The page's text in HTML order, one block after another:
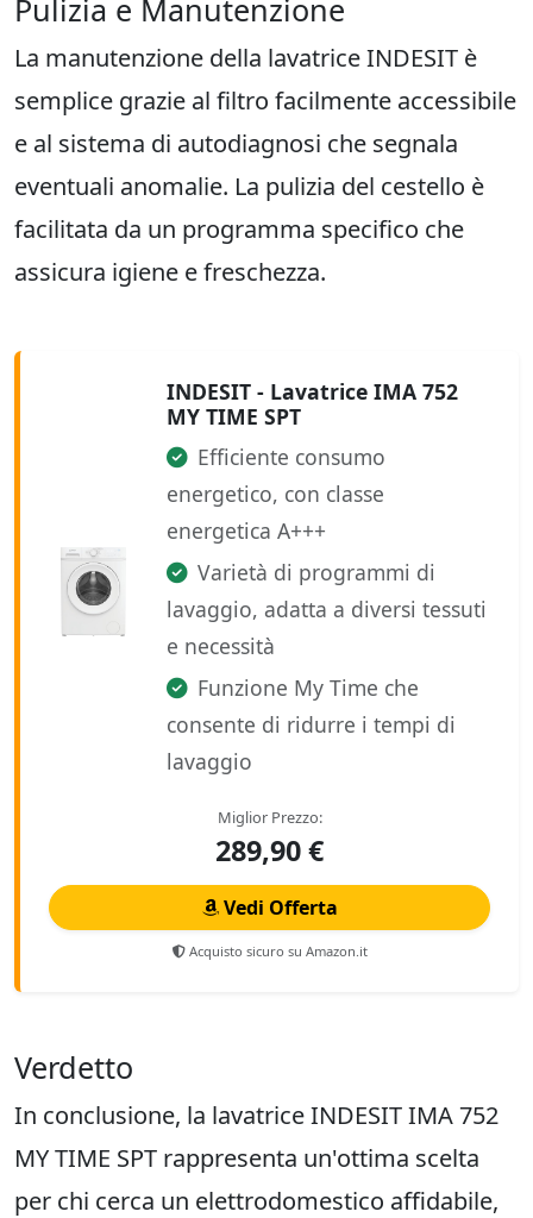
Pulizia e Manutenzione
La manutenzione della lavatrice INDESIT è
semplice grazie al filtro facilmente accessibile
e al sistema di autodiagnosi che segnala
eventuali anomalie. La pulizia del cestello è
facilitata da un programma specifico che
assicura igiene e freschezza.
INDESIT - Lavatrice IMA 752
MY TIME SPT
Efficiente consumo
energetico, con classe
energetica A+++
Varietà di programmi di
lavaggio, adatta a diversi tessuti
e necessità
Funzione My Time che
consente di ridurre i tempi di
lavaggio
Miglior Prezzo:
289,90 €
Vedi Offerta
Acquisto sicuro su Amazon.it
Verdetto
In conclusione, la lavatrice INDESIT IMA 752
MY TIME SPT rappresenta un'ottima scelta
per chi cerca un elettrodomestico affidabile,